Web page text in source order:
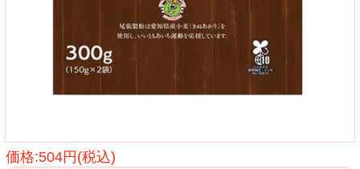
価格:504円(税込)